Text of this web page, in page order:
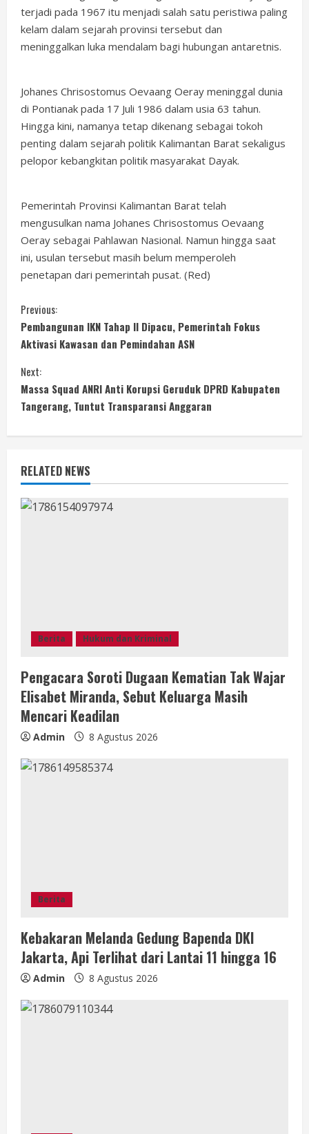
terjadi pada 1967 itu menjadi salah satu peristiwa paling
kelam dalam sejarah provinsi tersebut dan
meninggalkan luka mendalam bagi hubungan antaretnis.
Johanes Chrisostomus Oevaang Oeray meninggal dunia
di Pontianak pada 17 Juli 1986 dalam usia 63 tahun.
Hingga kini, namanya tetap dikenang sebagai tokoh
penting dalam sejarah politik Kalimantan Barat sekaligus
pelopor kebangkitan politik masyarakat Dayak.
Pemerintah Provinsi Kalimantan Barat telah
mengusulkan nama Johanes Chrisostomus Oevaang
Oeray sebagai Pahlawan Nasional. Namun hingga saat
ini, usulan tersebut masih belum memperoleh
penetapan dari pemerintah pusat. (Red)
C
o
n
t
i
n
u
e
i
n
g
Previous:
Pembangunan IKN Tahap II Dipacu, Pemerintah Fokus
Aktivasi Kawasan dan Pemindahan ASN
Next:
Massa Squad ANRI Anti Korupsi Geruduk DPRD Kabupaten
Tangerang, Tuntut Transparansi Anggaran
RELATED NEWS
Berita Hukum dan Kriminal
Pengacara Soroti Dugaan Kematian Tak Wajar
Elisabet Miranda, Sebut Keluarga Masih
Mencari Keadilan
Admin 8 Agustus 2026
Berita
Kebakaran Melanda Gedung Bapenda DKI
Jakarta, Api Terlihat dari Lantai 11 hingga 16
Admin 8 Agustus 2026